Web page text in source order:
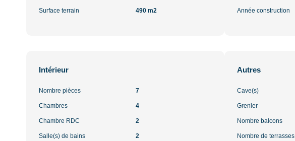
Surface terrain 490 m2 Année construction
Intérieur
Nombre pièces 7
Chambres 4
Chambre RDC 2
Salle(s) de bains 2
Autres
Cave(s)
Grenier
Nombre balcons
Nombre de terrasses